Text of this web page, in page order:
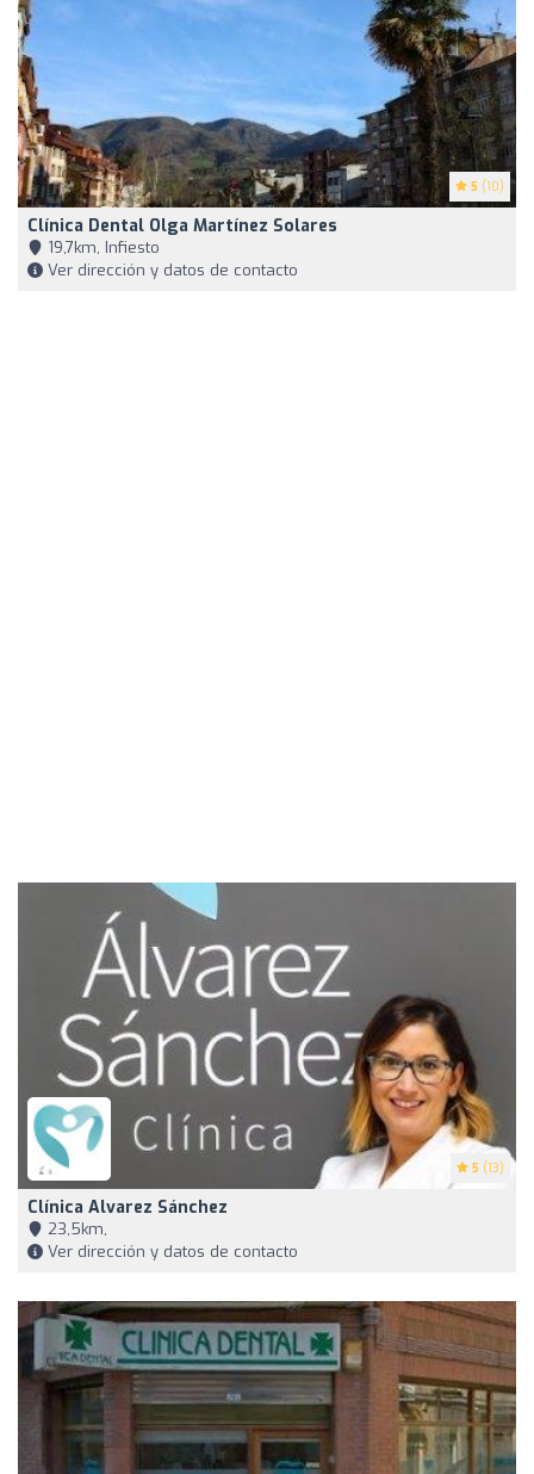
5 (10)
Clínica Dental Olga Martínez Solares
19,7km, Infiesto
Ver dirección y datos de contacto
5 (13)
Clínica Alvarez Sánchez
23,5km,
Ver dirección y datos de contacto